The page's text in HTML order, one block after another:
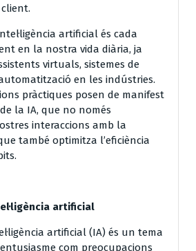
artificial és cada
en la nostra vida diària, ja
virtuals, sistemes de
en les indústries.
pràctiques posen de manifest
la IA, que no només
interaccions amb la
també optimitza l’eficiència
artificial
artificial (IA) és un tema
com preocupacions